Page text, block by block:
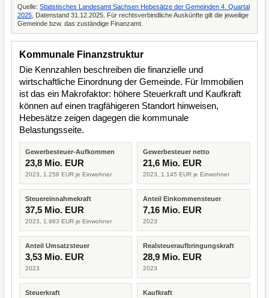
Quelle: Statistisches Landesamt Sachsen Hebesätze der Gemeinden 4. Quartal
2025 , Datenstand 31.12.2025. Für rechtsverbindliche Auskünfte gilt die jeweilige
Gemeinde bzw. das zuständige Finanzamt.
Kommunale Finanzstruktur
Die Kennzahlen beschreiben die finanzielle und
wirtschaftliche Einordnung der Gemeinde. Für Immobilien
ist das ein Makrofaktor: höhere Steuerkraft und Kaufkraft
können auf einen tragfähigeren Standort hinweisen,
Hebesätze zeigen dagegen die kommunale
Belastungsseite.
Gewerbesteuer-Aufkommen
23,8 Mio. EUR
2023, 1.258 EUR je Einwohner
Gewerbesteuer netto
21,6 Mio. EUR
2023, 1.145 EUR je Einwohner
Steuereinnahmekraft
37,5 Mio. EUR
2023, 1.983 EUR je Einwohner
Anteil Einkommensteuer
7,16 Mio. EUR
2023
Anteil Umsatzsteuer
3,53 Mio. EUR
2023
Realsteueraufbringungskraft
28,9 Mio. EUR
2023
Steuerkraft Kaufkraft